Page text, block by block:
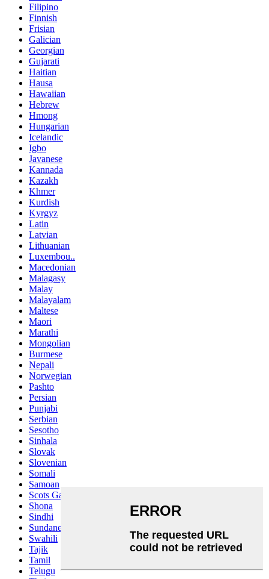
Filipino
Finnish
Frisian
Galician
Georgian
Gujarati
Haitian
Hausa
Hawaiian
Hebrew
Hmong
Hungarian
Icelandic
Igbo
Javanese
Kannada
Kazakh
Khmer
Kurdish
Kyrgyz
Latin
Latvian
Lithuanian
Luxembou..
Macedonian
Malagasy
Malay
Malayalam
Maltese
Maori
Marathi
Mongolian
Burmese
Nepali
Norwegian
Pashto
Persian
Punjabi
Serbian
Sesotho
Sinhala
Slovak
Slovenian
Somali
Samoan
Scots Gaelic
Shona
Sindhi
Sundanese
Swahili
Tajik
Tamil
Telugu